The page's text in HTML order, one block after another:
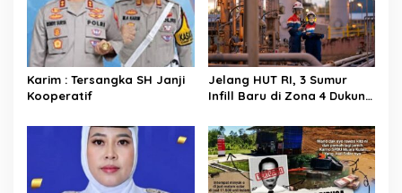
Karim : Tersangka SH Janji
Kooperatif
Jelang HUT RI, 3 Sumur
Infill Baru di Zona 4 Dukung